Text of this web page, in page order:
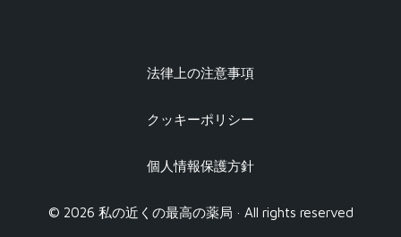
法律上の注意事項
クッキーポリシー
個人情報保護方針
© 2026 私の近くの最高の薬局 · All rights reserved